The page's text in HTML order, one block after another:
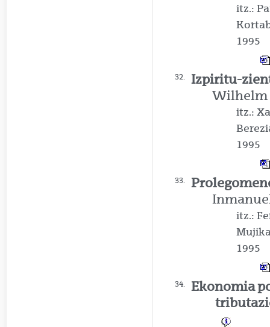
itz.:
1995
32.
Izpiritu-
Wilhelm
itz.:
1995
33.
itz.:
1995
34.
Ekonomia